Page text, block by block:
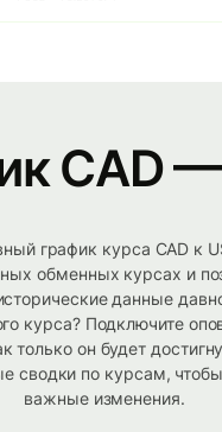
CAD
график курса CAD к
обменных курсах и
данные
курса? Подключите
только он будет
сводки по курсам,
важные изменения.